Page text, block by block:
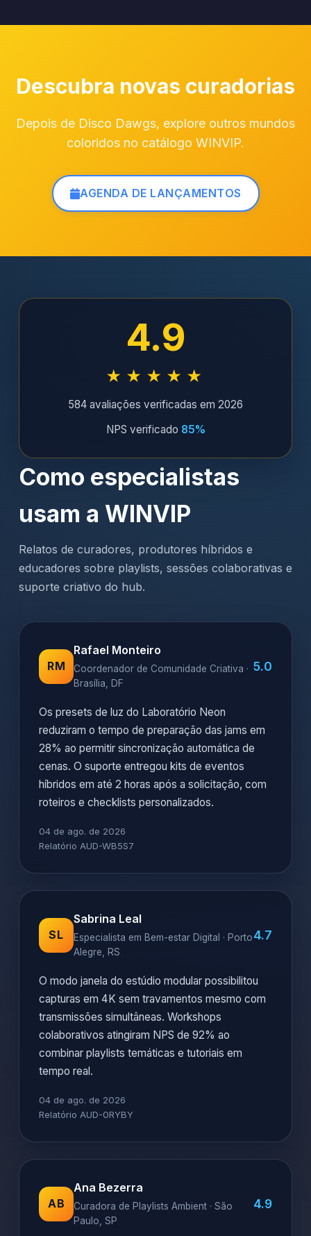
Descubra novas curadorias
Depois de Disco Dawgs, explore outros mundos
coloridos no catálogo WINVIP.
AGENDA DE LANÇAMENTOS
4.9
★★★★★
584 avaliações verificadas em 2026
NPS verificado 85%
Como especialistas
usam a WINVIP
Relatos de curadores, produtores híbridos e
educadores sobre playlists, sessões colaborativas e
suporte criativo do hub.
RM
Rafael Monteiro
Coordenador de Comunidade Criativa ·
Brasília, DF
5.0
Os presets de luz do Laboratório Neon
reduziram o tempo de preparação das jams em
28% ao permitir sincronização automática de
cenas. O suporte entregou kits de eventos
híbridos em até 2 horas após a solicitação, com
roteiros e checklists personalizados.
04 de ago. de 2026
Relatório AUD-WB5S7
SL
Sabrina Leal
Especialista em Bem-estar Digital · Porto
Alegre, RS
4.7
O modo janela do estúdio modular possibilitou
capturas em 4K sem travamentos mesmo com
transmissões simultâneas. Workshops
colaborativos atingiram NPS de 92% ao
combinar playlists temáticas e tutoriais em
tempo real.
04 de ago. de 2026
Relatório AUD-0RYBY
AB
Ana Bezerra
Curadora de Playlists Ambient · São
Paulo, SP
4.9